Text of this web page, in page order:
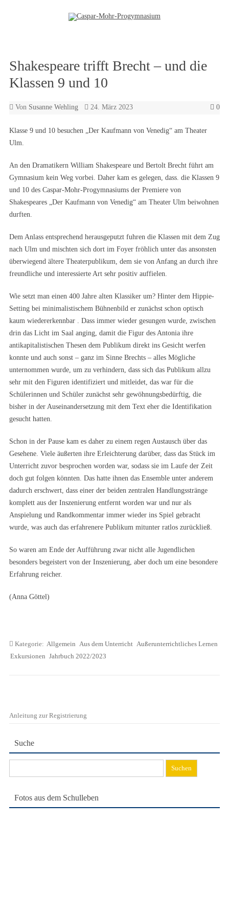
Shakespeare trifft Brecht – und die
Klassen 9 und 10
Von Susanne Wehling 24. März 2023 0
Klasse 9 und 10 besuchen „Der Kaufmann von Venedig“ am Theater
Ulm.
An den Dramatikern William Shakespeare und Bertolt Brecht führt am
Gymnasium kein Weg vorbei. Daher kam es gelegen, dass. die Klassen 9
und 10 des Caspar-Mohr-Progymnasiums der Premiere von
Shakespeares „Der Kaufmann von Venedig“ am Theater Ulm beiwohnen
durften.
Dem Anlass entsprechend herausgeputzt fuhren die Klassen mit dem Zug
nach Ulm und mischten sich dort im Foyer fröhlich unter das ansonsten
überwiegend ältere Theaterpublikum, dem sie von Anfang an durch ihre
freundliche und interessierte Art sehr positiv auffielen.
Wie setzt man einen 400 Jahre alten Klassiker um? Hinter dem Hippie-
Setting bei minimalistischem Bühnenbild er zunächst schon optisch
kaum wiedererkennbar . Dass immer wieder gesungen wurde, zwischen
drin das Licht im Saal anging, damit die Figur des Antonia ihre
antikapitalistischen Thesen dem Publikum direkt ins Gesicht werfen
konnte und auch sonst – ganz im Sinne Brechts – alles Mögliche
unternommen wurde, um zu verhindern, dass sich das Publikum allzu
sehr mit den Figuren identifiziert und mitleidet, das war für die
Schülerinnen und Schüler zunächst sehr gewöhnungsbedürftig, die
bisher in der Auseinandersetzung mit dem Text eher die Identifikation
gesucht hatten.
Schon in der Pause kam es daher zu einem regen Austausch über das
Gesehene. Viele äußerten ihre Erleichterung darüber, dass das Stück im
Unterricht zuvor besprochen worden war, sodass sie im Laufe der Zeit
doch gut folgen könnten. Das hatte ihnen das Ensemble unter anderem
dadurch erschwert, dass einer der beiden zentralen Handlungsstränge
komplett aus der Inszenierung entfernt worden war und nur als
Anspielung und Randkommentar immer wieder ins Spiel gebracht
wurde, was auch das erfahrenere Publikum mitunter ratlos zurückließ.
So waren am Ende der Aufführung zwar nicht alle Jugendlichen
besonders begeistert von der Inszenierung, aber doch um eine besondere
Erfahrung reicher.
(Anna Göttel)
Kategorie: Allgemein Aus dem Unterricht Außerunterrichtliches Lernen
Exkursionen Jahrbuch 2022/2023
Anleitung zur Registrierung
Suche
nach:
Fotos aus dem Schulleben